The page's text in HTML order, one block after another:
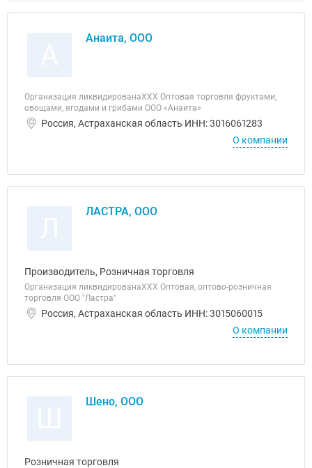
Анаита, ООО
Организация ликвидированаХХХ Оптовая торговля фруктами,
овощами, ягодами и грибами ООО «Анаита»
Россия, Астраханская область ИНН: 3016061283
О компании
ЛАСТРА, ООО
Производитель, Розничная торговля
Организация ликвидированаХХХ Оптовая, оптово-розничная
торговля ООО "Ластра"
Россия, Астраханская область ИНН: 3015060015
О компании
Шено, ООО
Розничная торговля